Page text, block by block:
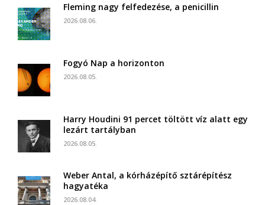
Fleming nagy felfedezése, a penicillin
2026.08.06.
Fogyó Nap a horizonton
2026.08.05.
Harry Houdini 91 percet töltött víz alatt egy
lezárt tartályban
2026.08.05.
Weber Antal, a kórházépítő sztárépítész
hagyatéka
2026.08.04.